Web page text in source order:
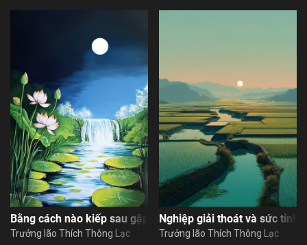
Bằng cách nào kiếp sau gặp được Phật pháp
Trưởng lão Thích Thông Lạc
Nghiệp giải thoát và sức tỉnh
Trưởng lão Thích Thông Lạc